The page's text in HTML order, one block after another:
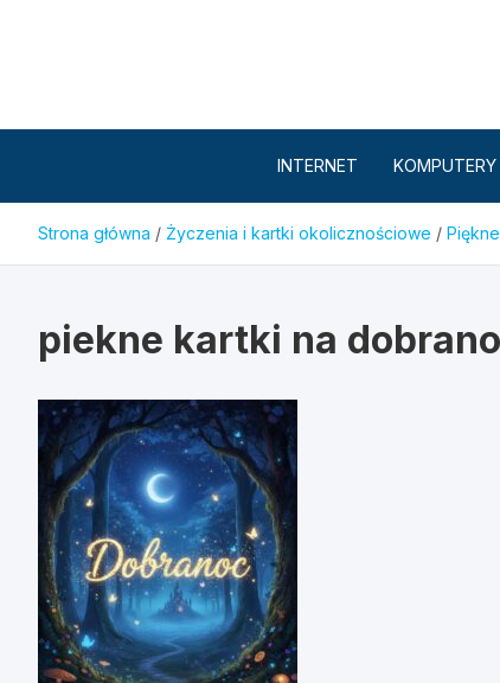
INTERNET KOMPUTERY
Strona główna Życzenia i kartki okolicznościowe
piekne kartki na